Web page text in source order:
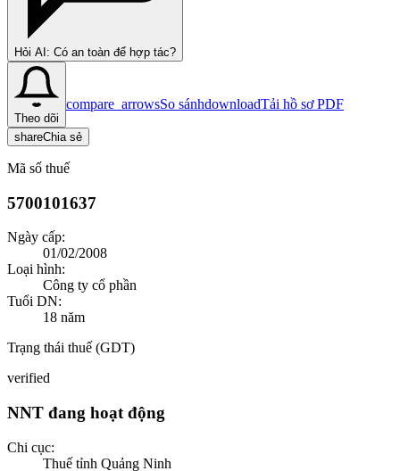
Hỏi AI: Có an toàn để hợp tác?
Theo dõi
compare_arrowsSo sánhdownloadTải hồ sơ PDF
shareChia sẻ
Mã số thuế
5700101637
Ngày cấp:
01/02/2008
Loại hình:
Công ty cổ phần
Tuổi DN:
18 năm
Trạng thái thuế (GDT)
verified
NNT đang hoạt động
Chi cục:
Thuế tỉnh Quảng Ninh